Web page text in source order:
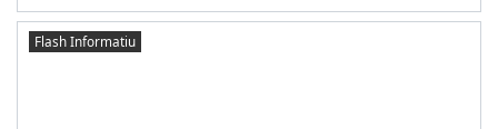
Flash Informatiu